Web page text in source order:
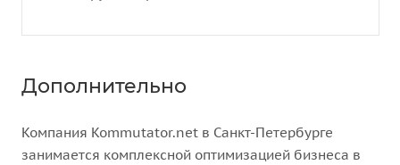
Дополнительно
Компания Kommutator.net в Санкт-Петербурге
занимается комплексной оптимизацией бизнеса в